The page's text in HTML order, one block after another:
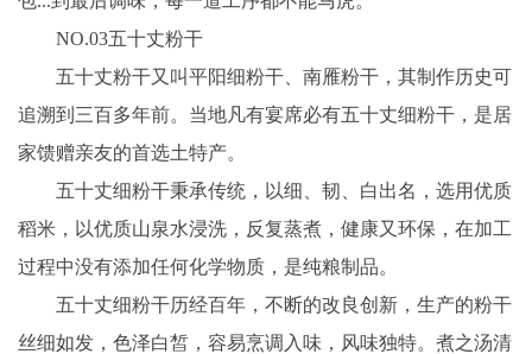
NO.03五十丈粉干
五十丈粉干又叫平阳细粉干、南雁粉干，其制作历史可
追溯到三百多年前。当地凡有宴席必有五十丈细粉干，是居
家馈赠亲友的首选土特产。
五十丈细粉干秉承传统，以细、韧、白出名，选用优质
稻米，以优质山泉水浸洗，反复蒸煮，健康又环保，在加工
过程中没有添加任何化学物质，是纯粮制品。
五十丈细粉干历经百年，不断的改良创新，生产的粉干
丝细如发，色泽白皙，容易烹调入味，风味独特。煮之汤清